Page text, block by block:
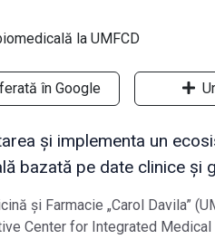
în Google
și implementa un
bazată pe date clinice și
și Farmacie „Carol Davila”
Center for Integrated Medical